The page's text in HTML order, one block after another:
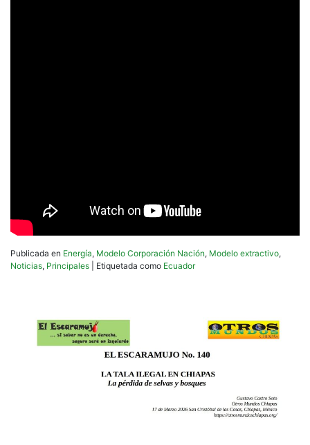
Publicada en Energía, Modelo Corporación Nación, Modelo extractivo,
Noticias, Principales Etiquetada como Ecuador